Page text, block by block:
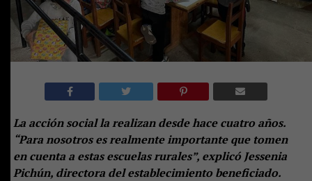
La acción social la realizan desde hace cuatro años.
“Para nosotros es realmente importante que tomen
en cuenta a estas escuelas rurales”, explicó Jessenia
Pichún, directora del establecimiento beneficiado.